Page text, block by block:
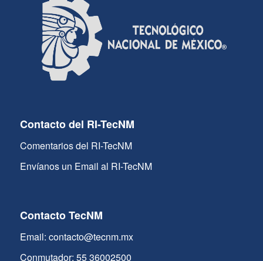
Contacto del RI-TecNM
Comentarios del RI-TecNM
Envíanos un Email al RI-TecNM
Contacto TecNM
Email: contacto@tecnm.mx
Conmutador: 55 36002500